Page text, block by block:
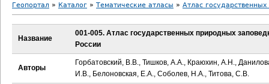
В
Геопортал » Каталог » Тематические атласы » Атлас
Название
001-005. Атлас государственных природных
России
Авторы
Горбатовский, В.В., Тишков, А.А., Краюхин, А.Н.,
И.В., Белоновская, Е.А., Соболев, Н.А., Титова, С.В.